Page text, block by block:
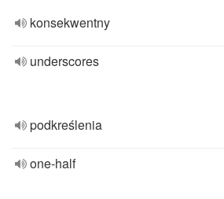
konsekwentny
underscores
podkreślenia
one-half